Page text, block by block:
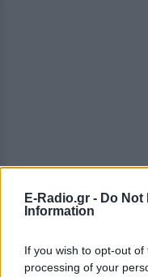
E-Radio.gr - Do Not
Information
If you wish to opt-out
processing of your